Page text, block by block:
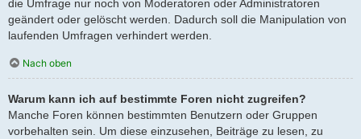
die Umfrage nur noch von Moderatoren oder Administratoren
geändert oder gelöscht werden. Dadurch soll die Manipulation von
laufenden Umfragen verhindert werden.
Nach oben
Warum kann ich auf bestimmte Foren nicht zugreifen?
Manche Foren können bestimmten Benutzern oder Gruppen
vorbehalten sein. Um diese einzusehen, Beiträge zu lesen, zu